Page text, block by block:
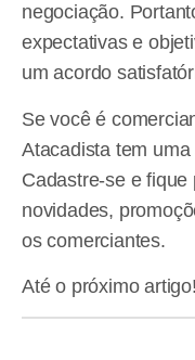
negociação.
expectativas e
um acordo
Se você é
Atacadista tem
Cadastre-se e
novidades,
os comerciantes.
Até o próximo artigo!